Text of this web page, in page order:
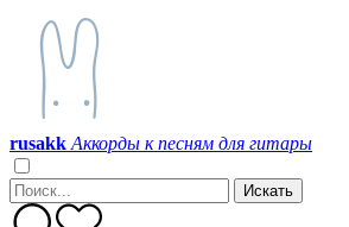
rusakk Аккорды к песням для гитары